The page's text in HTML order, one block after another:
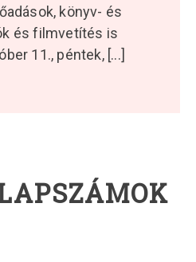
könyv- és
és filmvetítés is
11., péntek, [...]